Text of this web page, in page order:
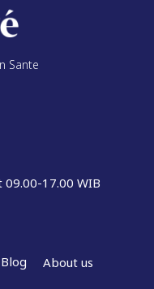
Sante
09.00-17.00 WIB
Blog About us